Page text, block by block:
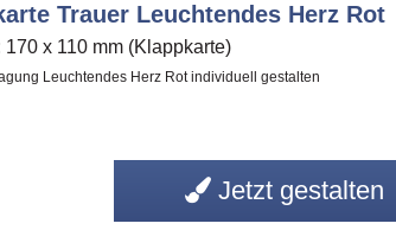
Trauer Leuchtendes Herz Rot
170 x 110 mm (Klappkarte)
Leuchtendes Herz Rot individuell gestalten
Jetzt gestalten